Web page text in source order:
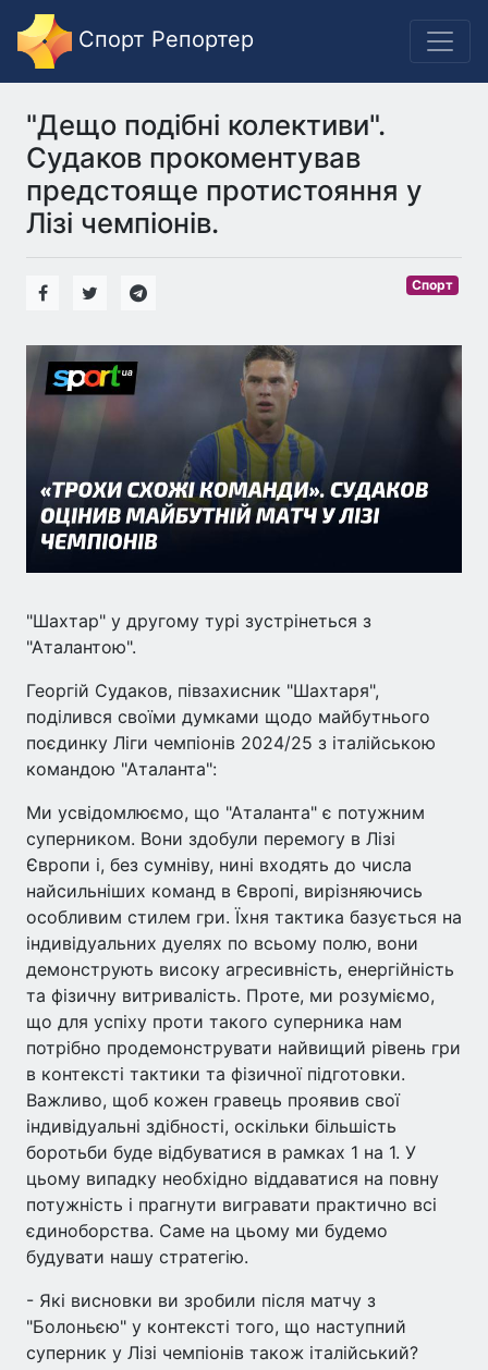
Спорт Репортер
"Дещо подібні колективи".
Судаков прокоментував
предстояще протистояння у
Лізі чемпіонів.
Спорт
"Шахтар" у другому турі зустрінеться з
"Аталантою".
Георгій Судаков, півзахисник "Шахтаря",
поділився своїми думками щодо майбутнього
поєдинку Ліги чемпіонів 2024/25 з італійською
командою "Аталанта":
Ми усвідомлюємо, що "Аталанта" є потужним
суперником. Вони здобули перемогу в Лізі
Європи і, без сумніву, нині входять до числа
найсильніших команд в Європі, вирізняючись
особливим стилем гри. Їхня тактика базується на
індивідуальних дуелях по всьому полю, вони
демонструють високу агресивність, енергійність
та фізичну витривалість. Проте, ми розуміємо,
що для успіху проти такого суперника нам
потрібно продемонструвати найвищий рівень гри
в контексті тактики та фізичної підготовки.
Важливо, щоб кожен гравець проявив свої
індивідуальні здібності, оскільки більшість
боротьби буде відбуватися в рамках 1 на 1. У
цьому випадку необхідно віддаватися на повну
потужність і прагнути вигравати практично всі
єдиноборства. Саме на цьому ми будемо
будувати нашу стратегію.
- Які висновки ви зробили після матчу з
"Болоньєю" у контексті того, що наступний
суперник у Лізі чемпіонів також італійський?